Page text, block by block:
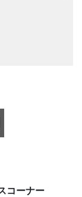
コーナー